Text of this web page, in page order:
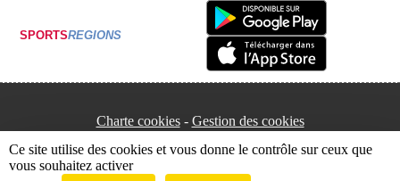
SPORTSREGIONS
Charte cookies Gestion des cookies
Ce site utilise des cookies et vous donne le contrôle sur ceux que
vous souhaitez activer